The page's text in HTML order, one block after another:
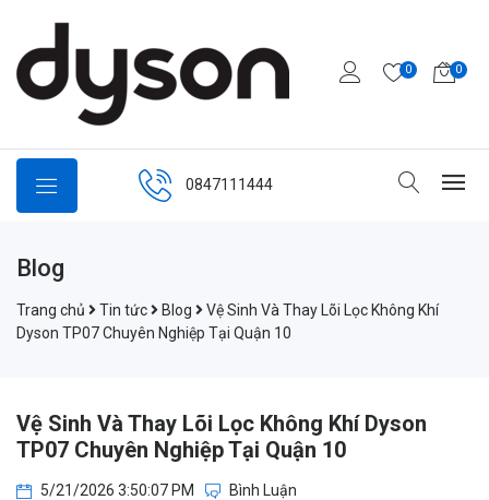
0 0
0847111444
Blog
Trang chủ Tin tức Blog
Vệ Sinh Và Thay Lõi Lọc Không Khí
Dyson TP07 Chuyên Nghiệp Tại Quận 10
Vệ Sinh Và Thay Lõi Lọc Không Khí Dyson
TP07 Chuyên Nghiệp Tại Quận 10
5/21/2026 3:50:07 PM Bình Luận